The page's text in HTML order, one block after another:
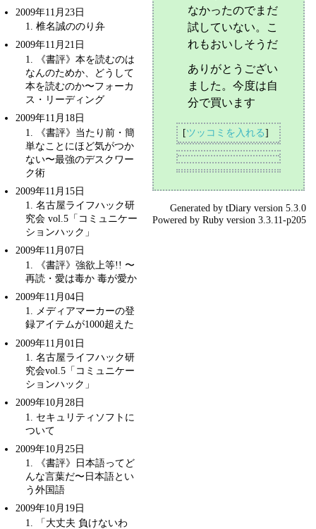
なかったのでまだ
試していない。こ
れもおいしそうだ
ありがとうござい
ました。今度は自
分で買います
[ツッコミを入れる]
2009年11月23日
1. 椎名誠ののり弁
2009年11月21日
1
. 《書評》本を読むのは
なんのためか、どうして
本を読むのか〜フォーカ
ス・リーディング
2009年11月18日
1
. 《書評》当たり前・簡
単なことにほど気がつか
ない〜最強のデスクワー
ク術
2009年11月15日
1
. 名古屋ライフハック研
究会 vol.5「コミュニケー
ションハック」
2009年11月07日
1
. 《書評》強欲上等!! 〜
再読・ 愛は毒か 毒が愛か
2009年11月04日
1. メディアマーカーの登
録アイテムが1000超えた
2009年11月01日
1
名古屋ライフハック研
究会vol.5「コミュニケー
ションハック」
2009年10月28日
1
. セキュリティソフトに
ついて
2009年10月25日
1. 《書評》日本語ってど
んな言葉だ〜日本語とい
う外国語
2009年10月19日
1
. 「大丈夫 負けないわ
Generated by tDiaryversion 5.3.0
Powered by Rubyversion 3.3.11-p205